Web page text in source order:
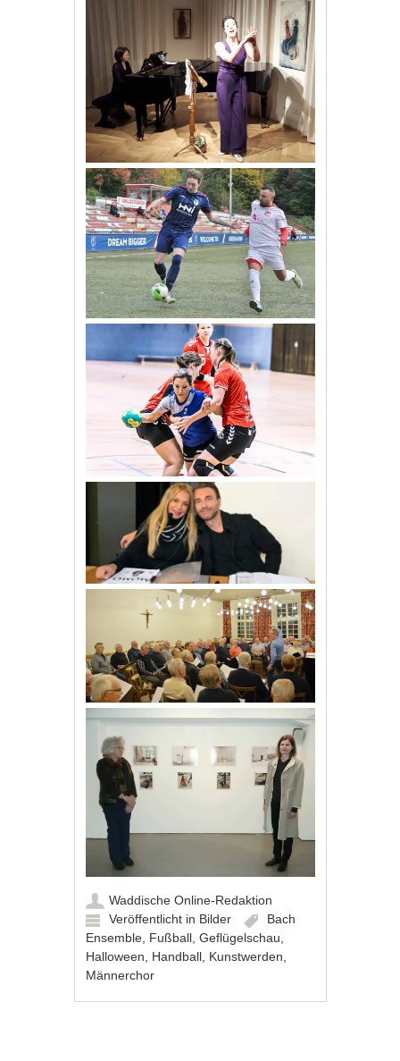
Waddische Online-Redaktion
Veröffentlicht in Bilder
Bach
Ensemble Fußball ,Geflügelschau
Halloween
Handball Kunstwerden
Männerchor